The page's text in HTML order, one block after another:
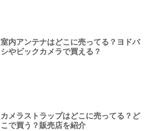
室内アンテナはどこに売ってる？ヨドバ
シやビックカメラで買える？
カメラストラップはどこに売ってる？ど
こで買う？販売店を紹介